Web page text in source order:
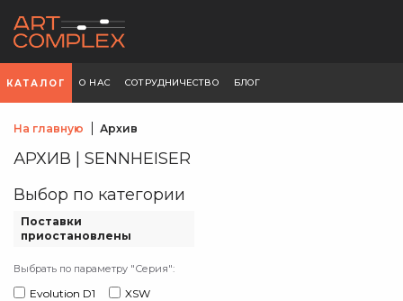
КАТАЛОГ О НАС СОТРУДНИЧЕСТВО БЛОГ
На главную Архив
АРХИВ | SENNHEISER
Выбор по категории
Поставки
приостановлены
Выбрать по параметру "Серия":
Evolution D1 XSW